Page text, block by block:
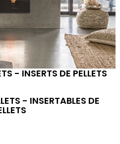
- INSERTS DE PELLETS
- INSERTABLES DE